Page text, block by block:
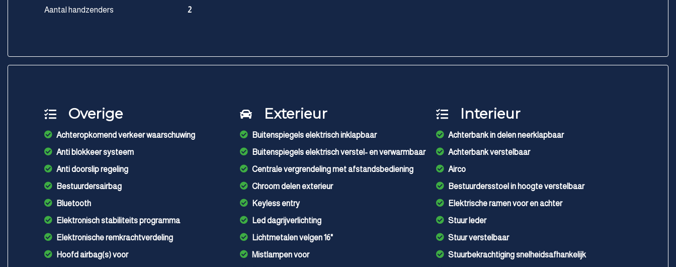
Aantal handzenders
2
Overige
Achteropkomend verkeer waarschuwing
Anti blokkeer systeem
Anti doorslip regeling
Bestuurdersairbag
Bluetooth
Elektronisch stabiliteits programma
Elektronische remkrachtverdeling
Hoofd airbag(s) voor
Exterieur
Buitenspiegels elektrisch inklapbaar
Buitenspiegels elektrisch verstel- en verwarmbaar
Centrale vergrendeling met afstandsbediening
Chroom delen exterieur
Keyless entry
Led dagrijverlichting
Lichtmetalen velgen 16"
Mistlampen voor
Interieur
Achterbank in delen neerklapbaar
Achterbank verstelbaar
Airco
Bestuurdersstoel in hoogte verstelbaar
Elektrische ramen voor en achter
Stuur leder
Stuur verstelbaar
Stuurbekrachtiging snelheidsafhankelijk